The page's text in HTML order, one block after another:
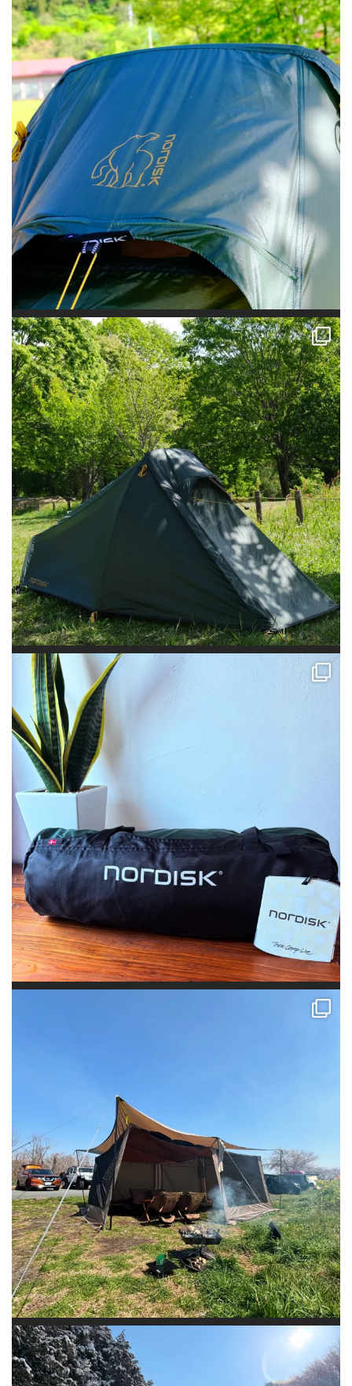
前から行ってみたかった創造の森キャンプ場でグルキャンしてきました♪
平日休みをとって神川ゆーゆーランド自由広場でファミキャン！ 12時
大雪だったら確実にステルス張りが崩壊し